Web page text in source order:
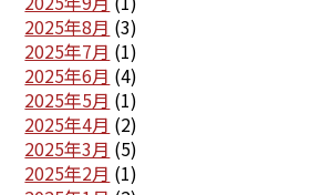
2025年8月 (3)
2025年7月 (1)
2025年6月 (4)
2025年5月 (1)
2025年4月 (2)
2025年3月 (5)
2025年2月 (1)